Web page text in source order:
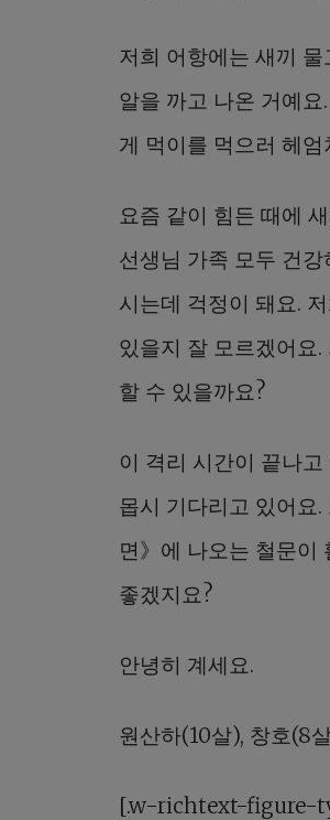
저희 어항에는 새끼
알을 까고 나온 거예
게 먹이를 먹으러 헤엄
요즘 같이 힘든 때에
선생님 가족 모두 건
시는데 걱정이 돼요.
있을지 잘 모르겠어요
할 수 있을까요?
이 격리 시간이 끝나
몹시 기다리고 있어요
면》에 나오는 철문이
좋겠지요?
안녕히 계세요.
원산하(10살), 창호(8
[.w-richtext-figure-